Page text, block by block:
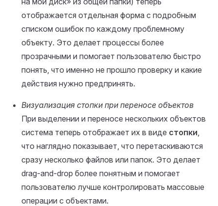
отображается отдельная форма с подробным
списком ошибок по каждому проблемному
объекту. Это делает процессы более
прозрачными и помогает пользователю быстро
понять, что именно не прошло проверку и какие
действия нужно предпринять.
Визуализация стопки при переносе объектов
При выделении и переносе нескольких объектов
система теперь отображает их в виде стопки,
что наглядно показывает, что перетаскиваются
сразу несколько файлов или папок. Это делает
drag-and-drop более понятным и помогает
пользователю лучше контролировать массовые
операции с объектами.